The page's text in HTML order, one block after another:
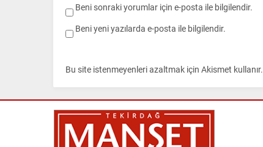
Beni sonraki yorumlar için e-posta ile bilgilendir.
Beni yeni yazılarda e-posta ile bilgilendir.
Bu site istenmeyenleri azaltmak için Akismet kullanır.